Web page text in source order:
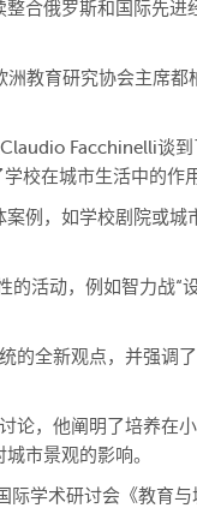
合俄罗斯和国际先进
洲教育研究协会主席都
Facchinelli谈到
校在城市生活中的作
例，如学校剧院或城
的活动，例如智力战“
的全新观点，并强调了
论，他阐明了培养在小
市景观的影响。
际学术研讨会《教育与